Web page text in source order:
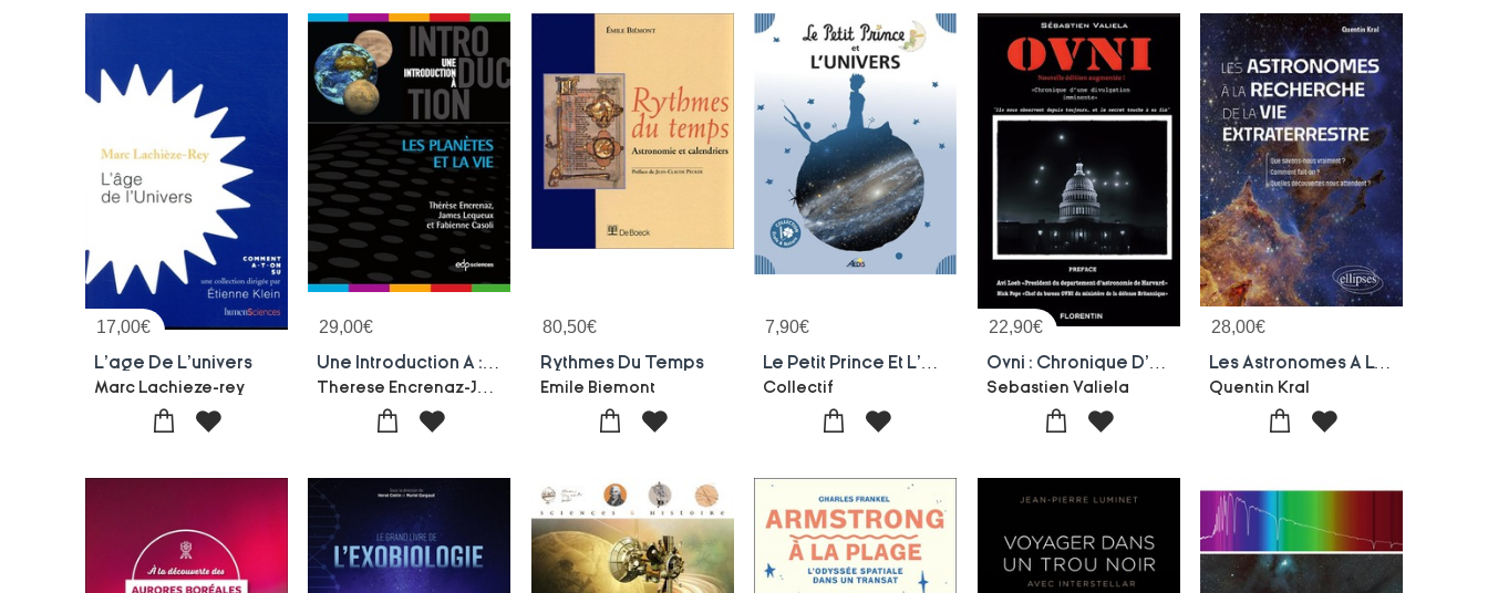
17,00€
L'age De L'univers
Marc Lachieze-rey
29,00€ 80,50€
Rythmes Du Temps
Emile Biemont
7,90€
Collectif
22,90€
Sebastien Valiela
28,00€
Les Astronomes A La Recherche De La Vie Extraterrestre : Que Savons-nous Vraiment ? Comment Fait-on ? Quelles Decouvertes Nous Attendent ?
Quentin Kral